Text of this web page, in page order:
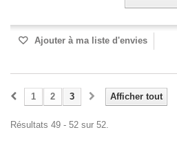
Ajouter à ma liste d'envies
Afficher tout
1 2 3
Résultats 49 - 52 sur 52.